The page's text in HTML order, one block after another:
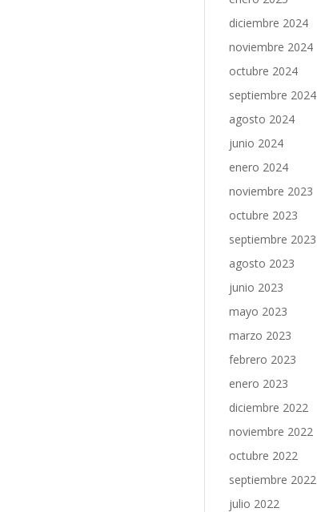
diciembre 2024
noviembre 2024
octubre 2024
septiembre 2024
agosto 2024
junio 2024
enero 2024
noviembre 2023
octubre 2023
septiembre 2023
agosto 2023
junio 2023
mayo 2023
marzo 2023
febrero 2023
enero 2023
diciembre 2022
noviembre 2022
octubre 2022
septiembre 2022
julio 2022